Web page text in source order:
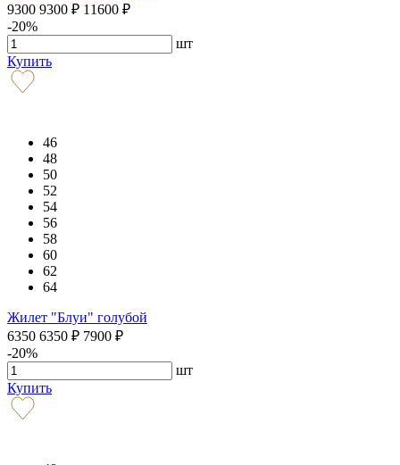
9300 9300 ₽ 11600 ₽
-20%
шт
Купить
46
48
50
52
54
56
58
60
62
64
Жилет "Блуи" голубой
6350 6350 ₽ 7900 ₽
-20%
шт
Купить